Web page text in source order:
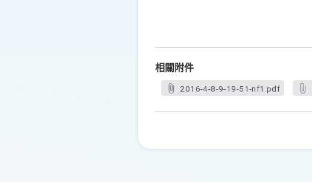
相關附件
2016-4-8-9-19-51-nf1.pdf